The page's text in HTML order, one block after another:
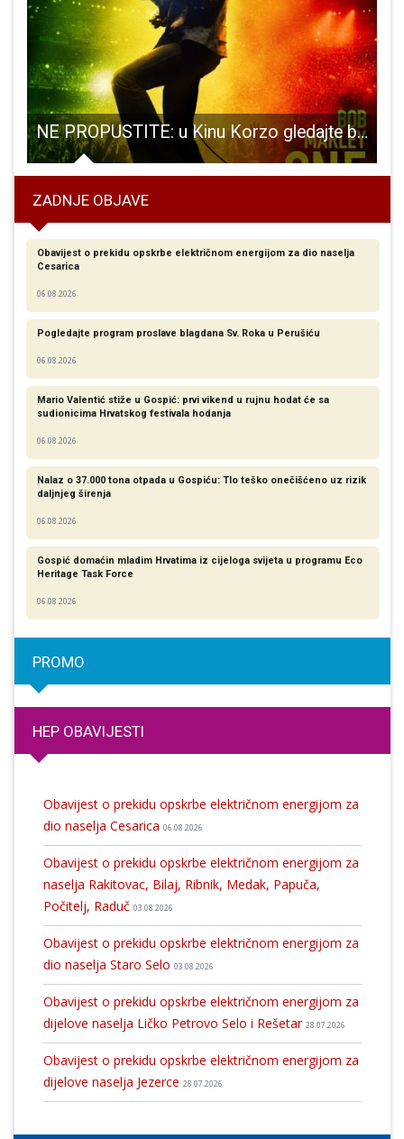
NE PROPUSTITE: u Kinu Korzo gledajte biografsku dramu o Bobu Marleyu
ZADNJE OBJAVE
Obavijest o prekidu opskrbe električnom energijom za dio naselja
Cesarica
06.08.2026
Pogledajte program proslave blagdana Sv. Roka u Perušiću
06.08.2026
Mario Valentić stiže u Gospić: prvi vikend u rujnu hodat će sa
sudionicima Hrvatskog festivala hodanja
06.08.2026
Nalaz o 37.000 tona otpada u Gospiću: Tlo teško onečišćeno uz rizik
daljnjeg širenja
06.08.2026
Gospić domaćin mladim Hrvatima iz cijeloga svijeta u programu Eco
Heritage Task Force
06.08.2026
PROMO
HEP OBAVIJESTI
Obavijest o prekidu opskrbe električnom energijom za
dio naselja Cesarica 06.08.2026
Obavijest o prekidu opskrbe električnom energijom za
naselja Rakitovac, Bilaj, Ribnik, Medak, Papuča,
Počitelj, Raduč 03.08.2026
Obavijest o prekidu opskrbe električnom energijom za
dio naselja Staro Selo 03.08.2026
Obavijest o prekidu opskrbe električnom energijom za
dijelove naselja Ličko Petrovo Selo i Rešetar 28.07.2026
Obavijest o prekidu opskrbe električnom energijom za
dijelove naselja Jezerce 28.07.2026